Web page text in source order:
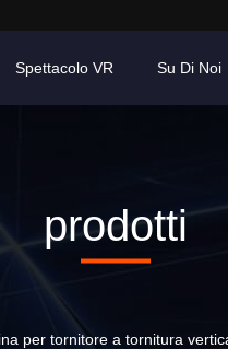
Spettacolo VR Su Di Noi
prodotti
per tornitore a tornitura